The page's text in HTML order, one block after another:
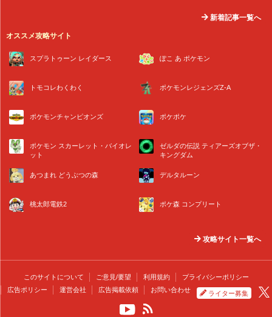
新着記事一覧へ
オススメ攻略サイト
スプラトゥーン レイダース ぽこ あ ポケモン
トモコレわくわく ポケモンレジェンズZ-A
ポケモンチャンピオンズ ポケポケ
ポケモン スカーレット・バイオレ
ット
ゼルダの伝説 ティアーズオブザ・
キングダム
あつまれ どうぶつの森 デルタルーン
桃太郎電鉄2 ポケ森 コンプリート
攻略サイト一覧へ
このサイトについて ご意見/要望 利用規約
プライバシーポリシー
広告ポリシー
運営会社 広告掲載依頼 お問い合わせ ライター募集